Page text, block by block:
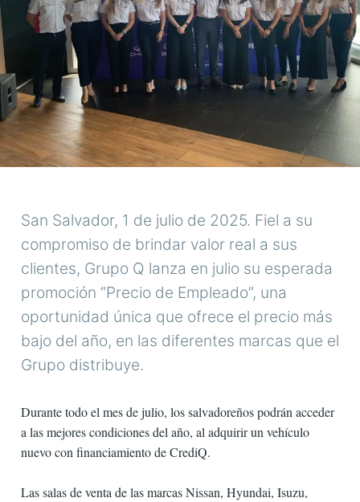
San Salvador, 1 de julio de 2025. Fiel a su
compromiso de brindar valor real a sus
clientes, Grupo Q lanza en julio su esperada
promoción “Precio de Empleado”, una
oportunidad única que ofrece el precio más
bajo del año, en las diferentes marcas que el
Grupo distribuye.
Durante todo el mes de julio, los salvadoreños podrán acceder
a las mejores condiciones del año, al adquirir un vehículo
nuevo con financiamiento de CrediQ.
Las salas de venta de las marcas Nissan, Hyundai, Isuzu,